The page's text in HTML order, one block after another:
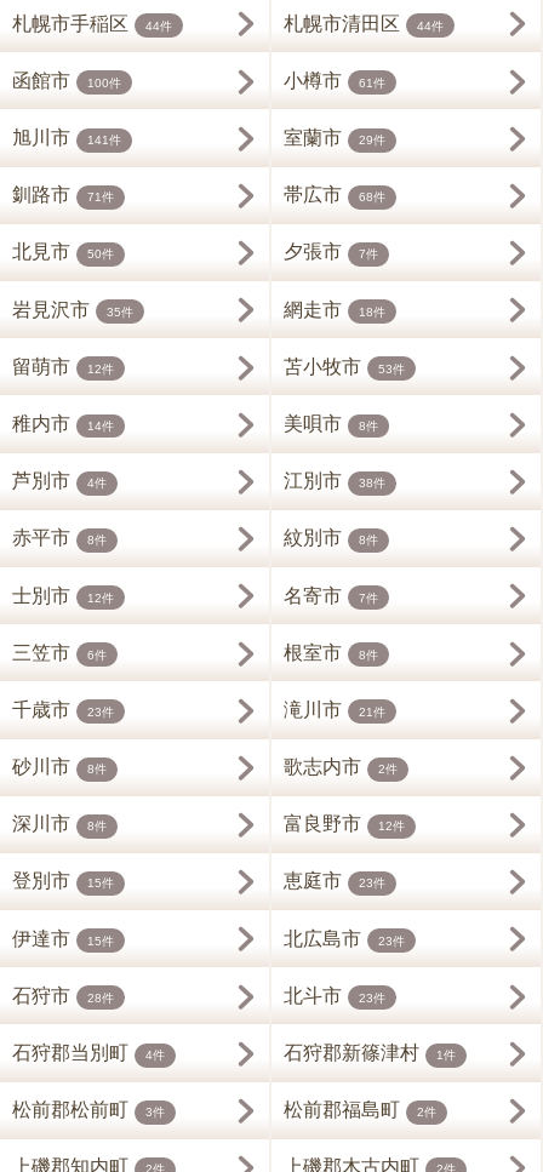
札幌市手稲区 44件 札幌市清田区 44件
函館市 100件 小樽市 61件
旭川市 141件 室蘭市 29件
釧路市 71件 帯広市 68件
北見市 50件 夕張市 7件
岩見沢市 35件 網走市 18件
留萌市 12件 苫小牧市 53件
稚内市 14件 美唄市 8件
芦別市 4件 江別市 38件
赤平市 8件 紋別市 8件
士別市 12件 名寄市 7件
三笠市 6件 根室市 8件
千歳市 23件 滝川市 21件
砂川市 8件 歌志内市 2件
深川市 8件 富良野市 12件
登別市 15件 恵庭市 23件
伊達市 15件 北広島市 23件
石狩市 28件 北斗市 23件
石狩郡当別町 4件 石狩郡新篠津村 1件
松前郡松前町 3件 松前郡福島町 2件
上磯郡知内町 上磯郡木古内町